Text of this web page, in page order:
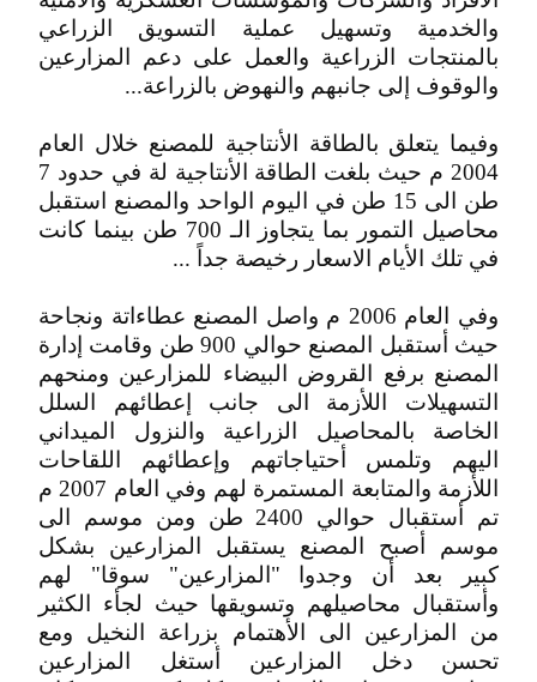
والخدمية وتسهيل عملية التسويق الزراعي
بالمنتجات الزراعية والعمل على دعم المزارعين
والوقوف إلى جانبهم والنهوض بالزراعة...
وفيما يتعلق بالطاقة الأنتاجية للمصنع خلال العام
2004 م حيث بلغت الطاقة الأنتاجية لة في حدود 7
طن الى 15 طن في اليوم الواحد والمصنع استقبل
محاصيل التمور بما يتجاوز الـ 700 طن بينما كانت
في تلك الأيام الاسعار رخيصة جداً ...
وفي العام 2006 م واصل المصنع عطاءاتة ونجاحة
حيث أستقبل المصنع حوالي 900 طن وقامت إدارة
المصنع برفع القروض البيضاء للمزارعين ومنحهم
التسهيلات اللأزمة الى جانب إعطائهم السلل
الخاصة بالمحاصيل الزراعية والنزول الميداني
اليهم وتلمس أحتياجاتهم وإعطائهم اللقاحات
اللأزمة والمتابعة المستمرة لهم وفي العام 2007 م
تم أستقبال حوالي 2400 طن ومن موسم الى
موسم أصبح المصنع يستقبل المزارعين بشكل
كبير بعد أن وجدوا "المزارعين" سوقا" لهم
وأستقبال محاصيلهم وتسويقها حيث لجأء الكثير
من المزارعين الى الأهتمام بزراعة النخيل ومع
تحسن دخل المزارعين أستغل المزارعين